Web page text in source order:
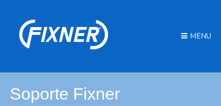
MENU
Soporte Fixner